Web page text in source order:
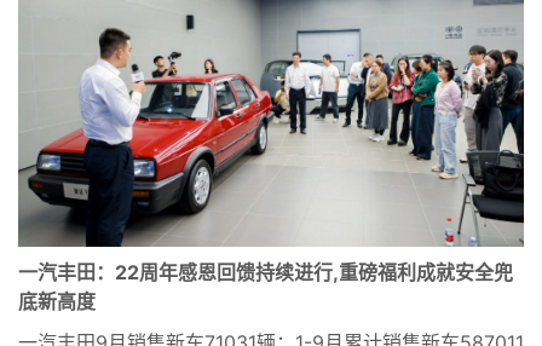
一汽丰田：22周年感恩回馈持续进行,重磅福利成就安全兜
底新高度